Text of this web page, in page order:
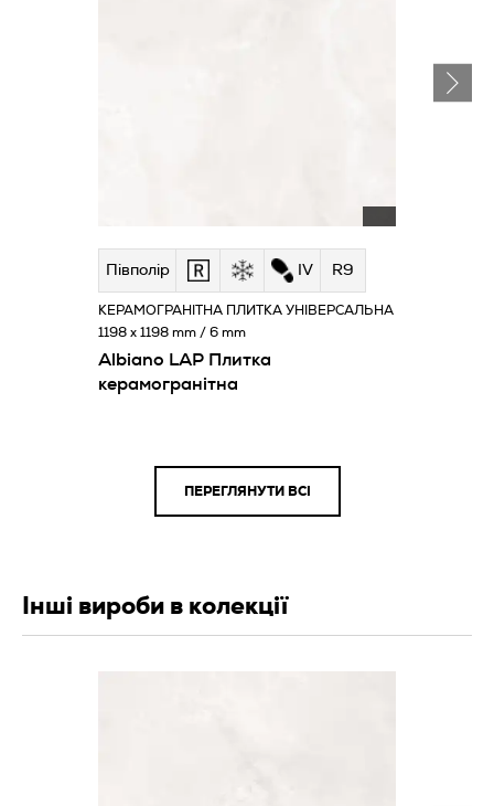
Півполір IV R9
Albiano LAP Плитка
керамогранітна
КЕРАМОГРАНІТНА ПЛИТКА УНІВЕРСАЛЬНА
1198 x 1198 mm / 6 mm
ПЕРЕГЛЯНУТИ ВСІ
Інші вироби в колекції